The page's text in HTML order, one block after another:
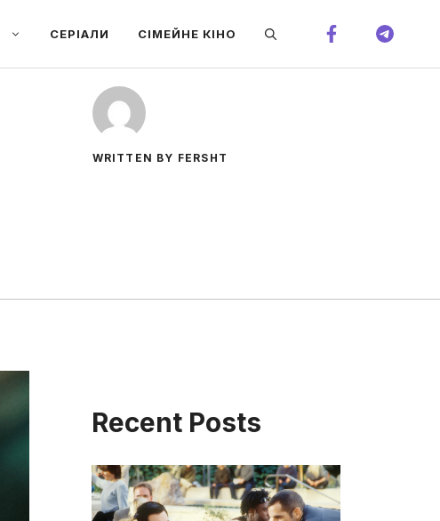
СЕРІАЛИ СІМЕЙНЕ КІНО
WRITTEN BY FERSHT
Recent Posts